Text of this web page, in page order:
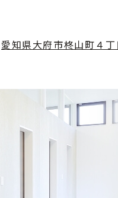
愛知県大府市柊山町４丁